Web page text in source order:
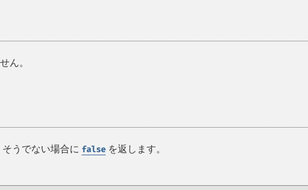
ん。
そうでない場合に false を返します。